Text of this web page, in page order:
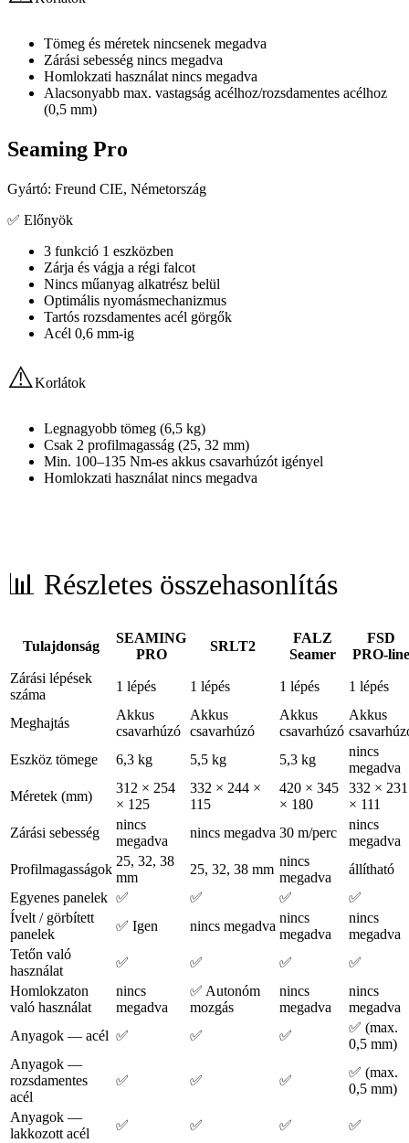
Tömeg és méretek nincsenek megadva
Zárási sebesség nincs megadva
Homlokzati használat nincs megadva
Alacsonyabb max. vastagság acélhoz/rozsdamentes acélhoz
(0,5 mm)
Seaming Pro
Gyártó: Freund CIE, Németország
✅ Előnyök
3 funkció 1 eszközben
Zárja és vágja a régi falcot
Nincs műanyag alkatrész belül
Optimális nyomásmechanizmus
Tartós rozsdamentes acél görgők
Acél 0,6 mm-ig
⚠️Korlátok
Legnagyobb tömeg (6,5 kg)
Csak 2 profilmagasság (25, 32 mm)
Min. 100–135 Nm-es akkus csavarhúzót igényel
Homlokzati használat nincs megadva
📊 Részletes összehasonlítás
Tulajdonság
SEAMING
PRO
SRLT2
FALZ
Seamer
FSD
PRO-line
Zárási lépések
száma
1 lépés 1 lépés 1 lépés 1 lépés
Meghajtás
Akkus
csavarhúzó
Akkus
csavarhúzó
Akkus
csavarhúzó
Akkus
Eszköz tömege
6,3 kg 5,5 kg 5,3 kg
nincs
megadva
Méretek (mm)
312 × 254
× 125
332 × 244 ×
115
420 × 345
× 180
332 × 231
× 111
Zárási sebesség
nincs
megadva
nincs megadva 30 m/perc
nincs
megadva
Profilmagasságok
25, 32, 38
mm
25, 32, 38 mm
nincs
megadva
állítható
Egyenes panelek ✅ ✅ ✅
✅
Ívelt / görbített
panelek
✅ Igen nincs megadva
nincs
megadva
nincs
megadva
Tetőn való
használat
✅ ✅ ✅
✅
Homlokzaton
való használat
nincs
megadva
✅ Autonóm
mozgás
nincs
megadva
nincs
megadva
Anyagok — acél ✅ ✅ ✅
✅ (max.
0,5 mm)
Anyagok —
rozsdamentes
acél
✅ ✅ ✅
✅ (max.
0,5 mm)
Anyagok —
lakkozott acél
✅ ✅ ✅
✅